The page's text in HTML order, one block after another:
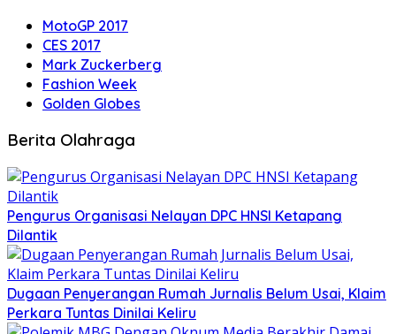
MotoGP 2017
CES 2017
Mark Zuckerberg
Fashion Week
Golden Globes
Berita Olahraga
Pengurus Organisasi Nelayan DPC HNSI Ketapang
Dilantik
Dugaan Penyerangan Rumah Jurnalis Belum Usai, Klaim
Perkara Tuntas Dinilai Keliru